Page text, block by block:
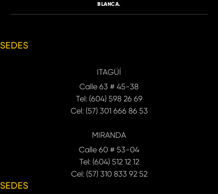
BLANCA.
SEDES
ITAGÜÍ
Calle 63 # 45-38
Tel: (604) 598 26 69
Cel: (57) 301 666 86 53
MIRANDA
Calle 60 # 53-04
Tel: (604) 512 12 12
Cel: (57) 310 833 92 52
SEDES